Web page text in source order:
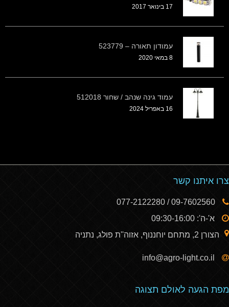
17 בינואר 2017
עמודון תאורה – 523779
8 במאי 2020
עמוד גינה שנהב / שחור 512018
16 באפריל 2024
צרו איתנו קשר
א'-ה': 09:30-16:00
הצורן 2, מתחם יוחננוף, אזוה''ת פולג, נתניה
מפת הגעה לאולם תצוגה